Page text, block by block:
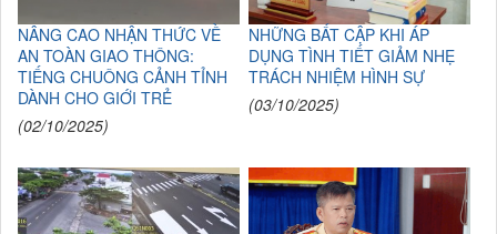
NÂNG CAO NHẬN THỨC VỀ
AN TOÀN GIAO THÔNG:
TIẾNG CHUÔNG CẢNH TỈNH
DÀNH CHO GIỚI TRẺ
(02/10/2025)
NHỮNG BẤT CẬP KHI ÁP
DỤNG TÌNH TIẾT GIẢM NHẸ
TRÁCH NHIỆM HÌNH SỰ
(03/10/2025)